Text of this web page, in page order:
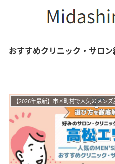
おすすめクリニック・サロ